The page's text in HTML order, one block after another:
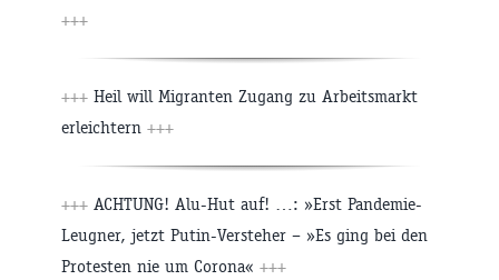
+++
+++ Heil will Migranten Zugang zu Arbeitsmarkt
erleichtern +++
+++ ACHTUNG! Alu-Hut auf! …: »Erst Pandemie-
Leugner, jetzt Putin-Versteher – »Es ging bei den
Protesten nie um Corona« +++